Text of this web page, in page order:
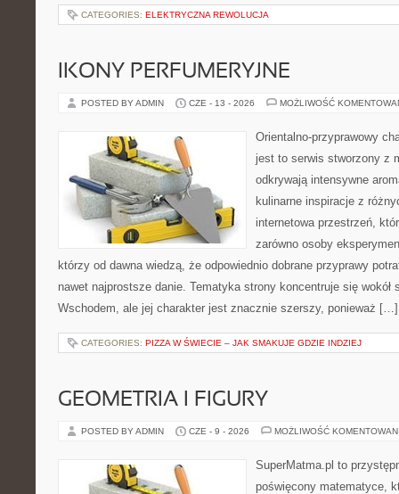
CATEGORIES: ELEKTRYCZNA REWOLUCJA
IKONY PERFUMERYJNE
POSTED BY ADMIN CZE - 13 - 2026 MOŻLIWOŚĆ
Orientalno-przyprawowy
jest to serwis stworzony z
odkrywają intensywne
kulinarne inspiracje z
internetowa przestrzeń,
zarówno osoby
którzy od dawna wiedzą, że odpowiednio dobrane przyprawy
nawet najprostsze danie. Tematyka strony koncentruje się wokół
Wschodem, ale jej charakter jest znacznie szerszy, ponieważ […]
CATEGORIES: PIZZA W ŚWIECIE – JAK SMAKUJE GDZIE INDZIEJ
GEOMETRIA I FIGURY
POSTED BY ADMIN CZE - 9 - 2026 MOŻLIWOŚĆ
SuperMatma.pl to
poświęcony matematyce,